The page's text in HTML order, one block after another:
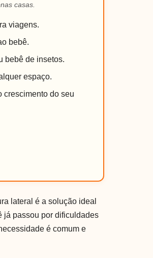
casas.
viagens.
bebê.
bebê de insetos.
espaço.
crescimento do seu
lateral é a solução ideal
já passou por dificuldades
é comum e